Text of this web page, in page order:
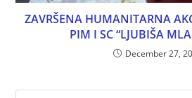
ZAVRŠENA HUMANITARNA
PIM I SC “LJUBIŠA
December 27,